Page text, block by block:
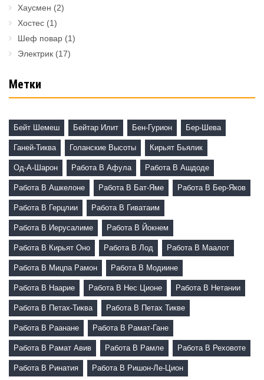
Хаусмен (2)
Хостес (1)
Шеф повар (1)
Электрик (17)
Метки
Бейт Шемеш Бейтар Илит Бен-Гурион Бер-Шева
Ганей-Тиква Голанские Высоты Кирьят Бьялик
Од-А-Шарон Работа В Афула Работа В Ашдоде
Работа В Ашкелоне Работа В Бат-Яме Работа В Бер-Яков
Работа В Герцлии Работа В Гиватаим
Работа В Иерусалиме Работа В Йокнем
Работа В Кирьят Оно Работа В Лод Работа В Маалот
Работа В Мицпа Рамон Работа В Модиине
Работа В Наарие Работа В Нес Ционе Работа В Нетании
Работа В Петах-Тиква Работа В Петах Тикве
Работа В Раанане Работа В Рамат-Гане
Работа В Рамат Авив Работа В Рамле Работа В Реховоте
Работа В Ринатия Работа В Ришон-Ле-Цион